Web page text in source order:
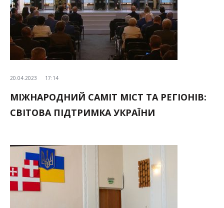
20.04.2023 17:14
МІЖНАРОДНИЙ САМІТ МІСТ ТА РЕГІОНІВ:
СВІТОВА ПІДТРИМКА УКРАЇНИ